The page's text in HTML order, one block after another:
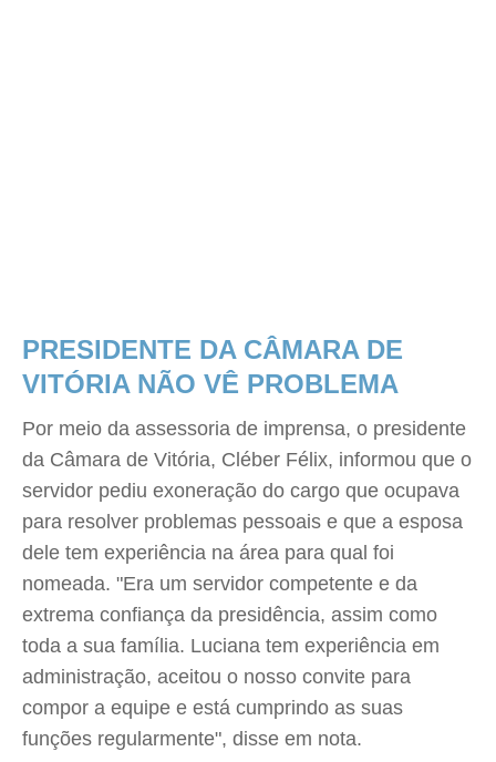
PRESIDENTE DA CÂMARA DE
VITÓRIA NÃO VÊ PROBLEMA
Por meio da assessoria de imprensa, o presidente
da Câmara de Vitória, Cléber Félix, informou que o
servidor pediu exoneração do cargo que ocupava
para resolver problemas pessoais e que a esposa
dele tem experiência na área para qual foi
nomeada. "Era um servidor competente e da
extrema confiança da presidência, assim como
toda a sua família. Luciana tem experiência em
administração, aceitou o nosso convite para
compor a equipe e está cumprindo as suas
funções regularmente", disse em nota.